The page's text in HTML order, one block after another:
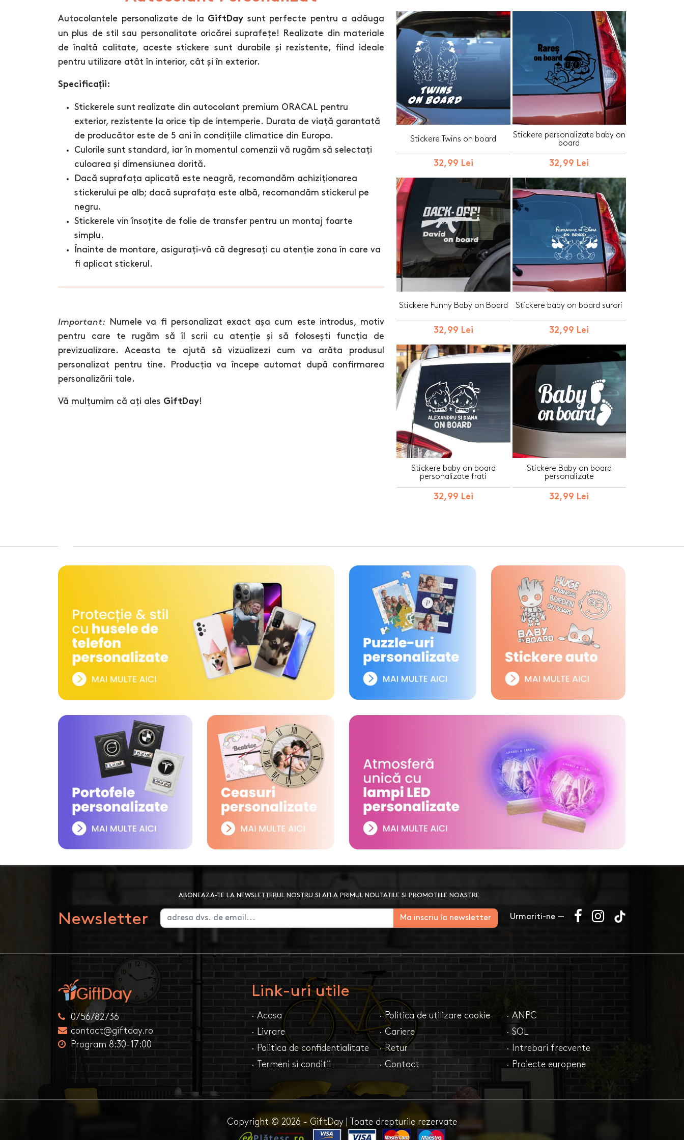
Autocolantele personalizate de la GiftDay sunt perfecte pentru a adăuga
un plus de stil sau personalitate oricărei suprafețe! Realizate din materiale
de înaltă calitate, aceste stickere sunt durabile și rezistente, fiind ideale
pentru utilizare atât în interior, cât și în exterior.
Specificații:
Stickerele sunt realizate din autocolant premium ORACAL pentru
exterior, rezistente la orice tip de intemperie. Durata de viață garantată
de producător este de 5 ani în condițiile climatice din Europa.
Culorile sunt standard, iar în momentul comenzii vă rugăm să selectați
culoarea și dimensiunea dorită.
Dacă suprafața aplicată este neagră, recomandăm achiziționarea
stickerului pe alb; dacă suprafața este albă, recomandăm stickerul pe
negru.
Stickerele vin însoțite de folie de transfer pentru un montaj foarte
simplu.
Înainte de montare, asigurați-vă că degresați cu atenție zona în care va
fi aplicat stickerul.
Important: Numele va fi personalizat exact așa cum este introdus, motiv
pentru care te rugăm să îl scrii cu atenție și să folosești funcția de
previzualizare. Aceasta te ajută să vizualizezi cum va arăta produsul
personalizat pentru tine. Producția va începe automat după confirmarea
personalizării tale.
Vă mulțumim că ați ales GiftDay!
Stickere Twins on board
32,99 Lei
Stickere personalizate baby on
board
32,99 Lei
Stickere Funny Baby on Board
32,99 Lei
Stickere baby on board surori
32,99 Lei
Stickere baby on board
personalizate frati
32,99 Lei
Stickere Baby on board
personalizate
32,99 Lei
Newsletter
ABONEAZA-TE LA NEWSLETTERUL NOSTRU SI AFLA PRIMUL NOUTATILE SI PROMOTIILE NOASTRE
Ma inscriu la newsletter Urmariti-ne —
0756782736
contact@giftday.ro
Program 8:30-17:00
Link-uri utile
· Acasa
· Livrare
· Politica de confidentialitate
· Termeni si conditii
· Politica de utilizare cookie
· Cariere
· Retur
· Contact
· ANPC
· SOL
· Intrebari frecvente
· Proiecte europene
Copyright © 2026 - GiftDay | Toate drepturile rezervate